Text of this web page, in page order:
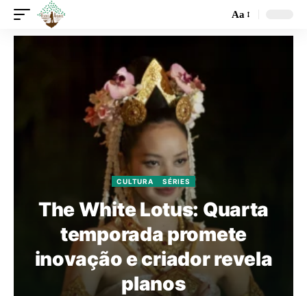
Aa
CULTURA SÉRIES
The White Lotus: Quarta
temporada promete
inovação e criador revela
planos